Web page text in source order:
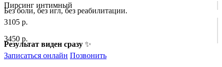
Без боли, без игл, без реабилитации.
Результат виден сразу ✨
Пирсинг интимный
3105 р.
3450 р.
Записаться онлайн Позвонить